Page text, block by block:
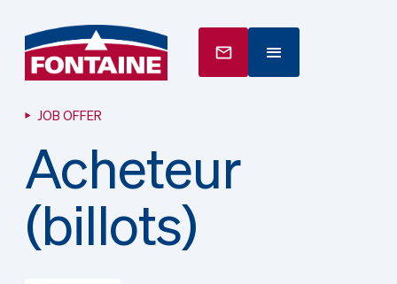
JOB OFFER
Acheteur
(billots)